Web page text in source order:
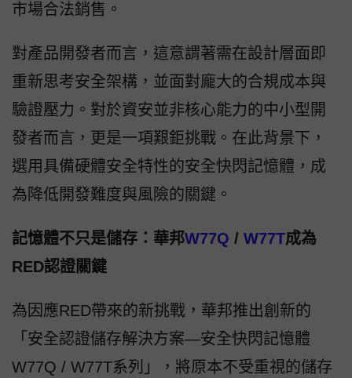
市場合法銷售。
對產品開發者而言，這意謂著需在設計層面即
重新思考安全架構，並面對龐大的合規成本與
驗證壓力。對於資安並非核心能力的中小型開
發者而言，更是一項艱鉅挑戰。在此背景下，
選用具備硬體安全特性的安全快閃記憶體，成
為降低開發難度與風險的關鍵。
記憶體不只是儲存：華邦W77Q / W77T成為
RED認證關鍵
為因應RED帶來的新挑戰，華邦推出創新的
「安全認證儲存解決方案—安全快閃記憶體
W77Q / W77T系列」，將原本不受重視的儲存